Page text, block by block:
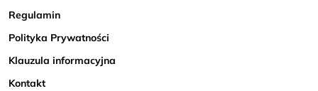
Regulamin
Polityka Prywatności
Klauzula informacyjna
Kontakt